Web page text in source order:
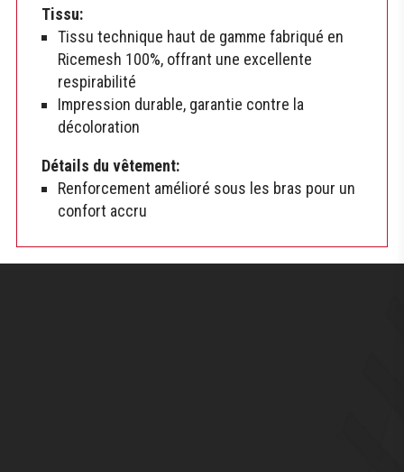
Tissu:
Tissu technique haut de gamme fabriqué en
Ricemesh 100%, offrant une excellente
respirabilité
Impression durable, garantie contre la
décoloration
Détails du vêtement:
Renforcement amélioré sous les bras pour un
confort accru